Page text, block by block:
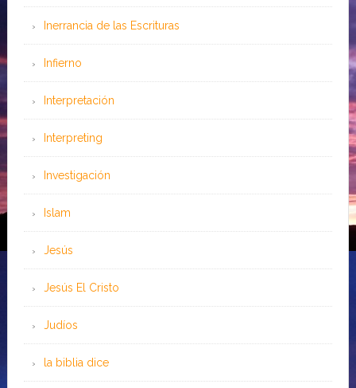
Inerrancia de las Escrituras
Infierno
Interpretación
Interpreting
Investigación
Islam
Jesús
Jesús El Cristo
Judíos
la biblia dice